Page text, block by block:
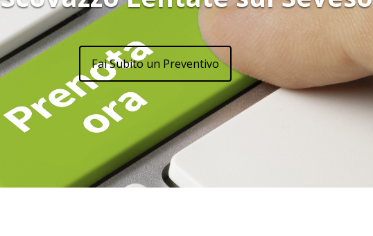
Fai Subito un Preventivo